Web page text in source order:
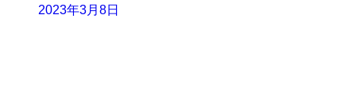
2023年3月8日